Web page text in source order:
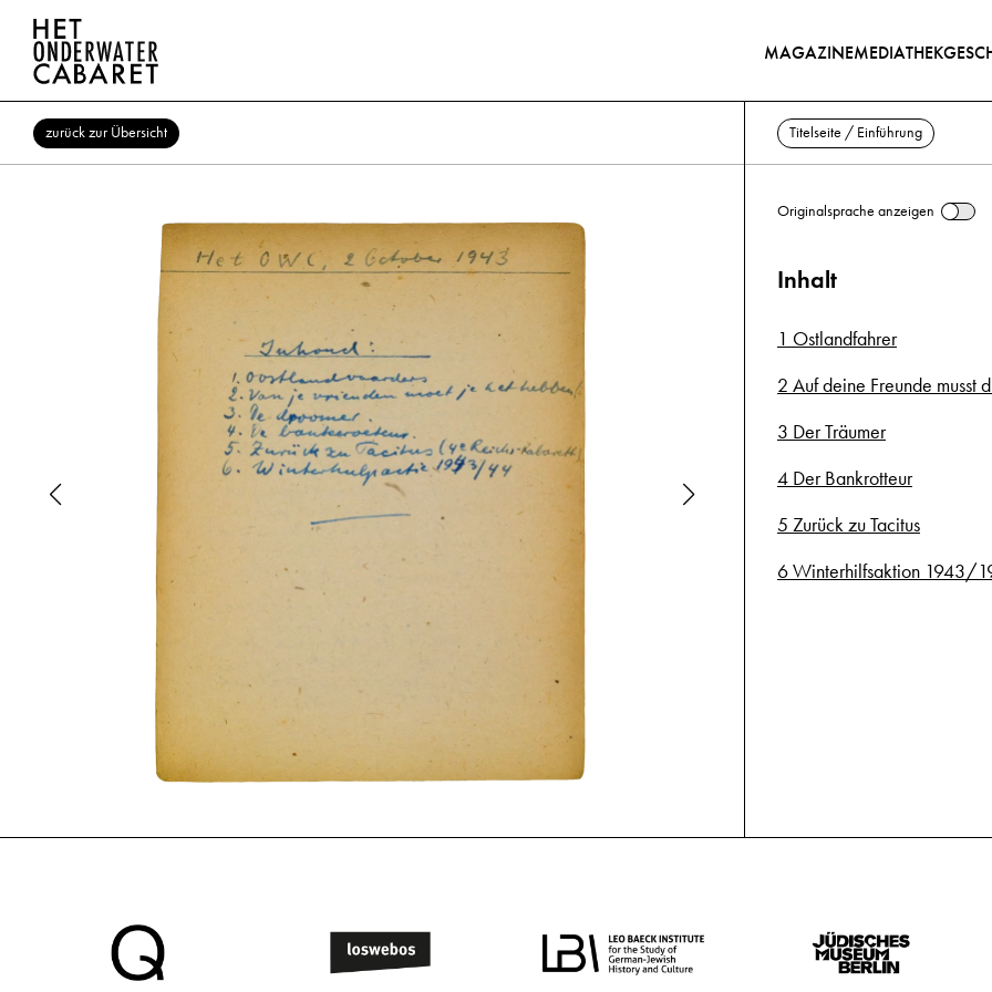
MAGAZINEMEDIATHEK
zurück zur Übersicht Titelseite / Einführung
Originalsprache anzeigen
Inhalt
1 Ostlandfahrer
2 Auf deine Freunde musst
3 Der Träumer
4 Der Bankrotteur
5 Zurück zu Tacitus
6 Winterhilfsaktion 1943/